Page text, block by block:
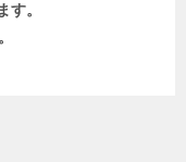
す。